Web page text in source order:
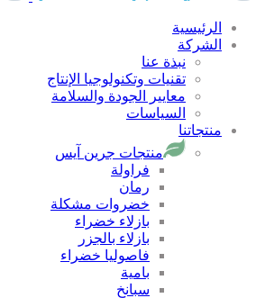
الرئيسية
الشركة
نبذة عنا
تقنيات وتكنولوجيا الإنتاج
معايير الجودة والسلامة
السياسات
منتجاتنا
منتجات جرين آيس
فراولة
رمان
خضروات مشكلة
بازلاء خضراء
بازلاء بالجزر
فاصوليا خضراء
بامية
سبانخ